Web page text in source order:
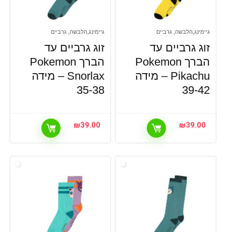
גיימינג,הלבשה, גרביים
זוג גרביים עד
הברך Pokemon
Pikachu – מידה
39-42
₪39.00
גיימינג,הלבשה, גרביים
זוג גרביים עד
הברך Pokemon
Snorlax – מידה
35-38
₪39.00